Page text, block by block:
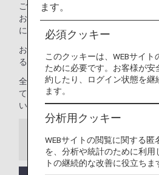
ご注意：一部の国・地域によっては
お預かりの制限を設けている場合が
につきましては、
空港・都市の情報
お預かりまたは機内持ち込み可能か
る限り早く、
お電話でANAにお問い
全路線共通の制限についてご案内し
て、飛行機にお持ち込み、お預かり
います。事前にご確認ください。
ご注意
ます。
必須クッキー
このクッキーは、WEBサイ
ために必要です。お客様が安
約したり、ログイン状態を継
ます。
分析用クッキー
WEBサイトの閲覧に関する匿
を、分析や統計のために利用
トの継続的な改善に役立ちま